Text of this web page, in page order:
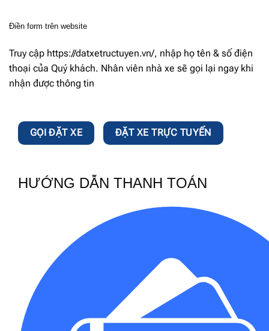
Điền form trên website
Truy cập https://datxetructuyen.vn/, nhập họ tên & số điện
thoại của Quý khách. Nhân viên nhà xe sẽ gọi lại ngay khi
nhận được thông tin
GỌI ĐẶT XE ĐẶT XE TRỰC TUYẾN
HƯỚNG DẪN THANH TOÁN